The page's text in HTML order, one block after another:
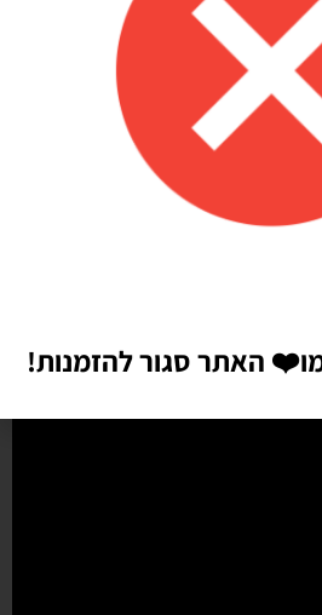
ליום הולדת של הבן שלי, המשלוח הגיע
בצבעים יפים בדיוק כמו שחשבתי
עצמן!! ממליצה בחום♥️♥️♥️
❤️ האתר סגור להזמנות!